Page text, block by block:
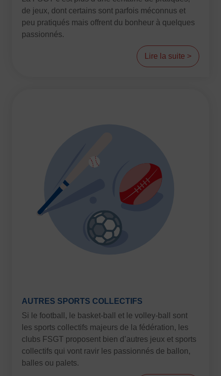
de jeux, dont certains sont parfois méconnus et
peu pratiqués mais offrent du bonheur à quelques
passionnés.
Lire la suite >
AUTRES SPORTS COLLECTIFS
Si le football, le basket-ball et le volley-ball sont
les sports collectifs majeurs de la fédération, les
clubs FSGT proposent bien d’autres jeux et sports
collectifs qui vont ravir les passionnés de ballon,
balles ou palets.